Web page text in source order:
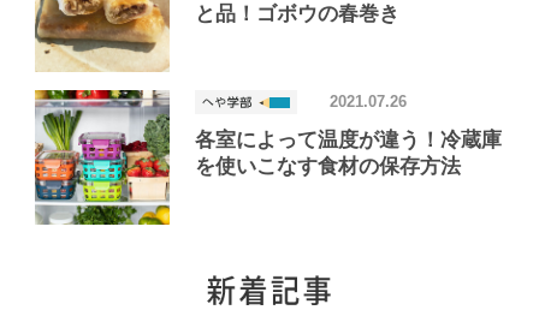
と品！ゴボウの春巻き
各室によって温度が違う！冷蔵庫
を使いこなす食材の保存方法
2021.07.26